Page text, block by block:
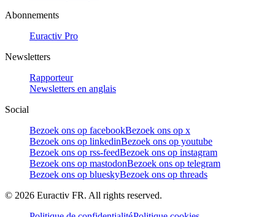
Abonnements
Euractiv Pro
Newsletters
Rapporteur
Newsletters en anglais
Social
Bezoek ons op facebookBezoek ons op x
Bezoek ons op linkedinBezoek ons op youtube
Bezoek ons op rss-feedBezoek ons op instagram
Bezoek ons op mastodonBezoek ons op telegram
Bezoek ons op blueskyBezoek ons op threads
© 2026 Euractiv FR. All rights reserved.